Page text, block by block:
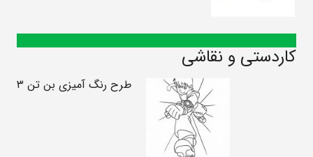
کاردستی و نقاشی
طرح رنگ آمیزی بن تن ۳